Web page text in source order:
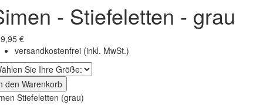
- Stiefeletten - grau
€
versandkostenfrei (inkl. MwSt.)
den Warenkorb
Stiefeletten (grau)